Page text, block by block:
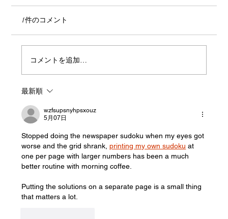
「 コーリンベルト 」って和装なのにカタ
カナ？
1件のコメント
コメントを追加…
最新順
wzfsupsnyhpsxouz
5月07日
Stopped doing the newspaper sudoku when my eyes got
worse and the grid shrank, printing my own sudoku at
one per page with larger numbers has been a much
better routine with morning coffee.
Putting the solutions on a separate page is a small thing
that matters a lot.